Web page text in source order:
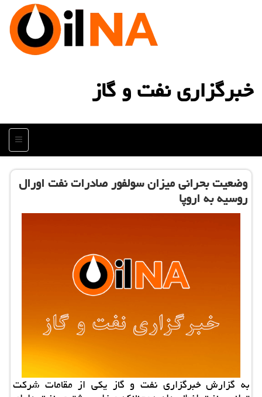
خبرگزاری نفت و گاز
منو
وضعیت بحرانی میزان سولفور صادرات نفت اورال
روسیه به اروپا
به گزارش خبرگزاری نفت و گاز یكی از مقامات شركت